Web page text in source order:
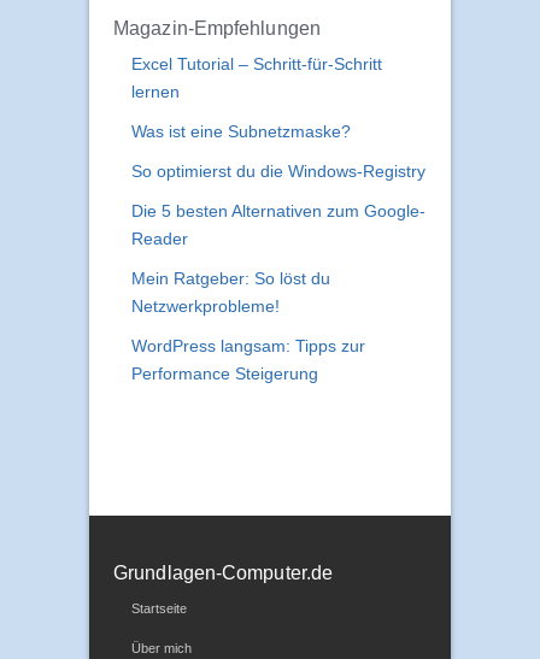
Magazin-Empfehlungen
Excel Tutorial – Schritt-für-Schritt
lernen
Was ist eine Subnetzmaske?
So optimierst du die Windows-Registry
Die 5 besten Alternativen zum Google-
Reader
Mein Ratgeber: So löst du
Netzwerkprobleme!
WordPress langsam: Tipps zur
Performance Steigerung
Grundlagen-Computer.de
Startseite
Über mich